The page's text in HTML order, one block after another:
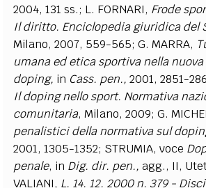
2004, 131 ss.; L. FORNARI, Frode
Il diritto. Enciclopedia giuridica del
Milano, 2007, 559-565; G. MARRA,
umana ed etica sportiva nella
doping, in Cass. pen., 2001, 2851-
Il doping nello sport. Normativa
comunitaria, Milano, 2009; G.
penalistici della normativa sul
2001, 1305-1352; STRUMIA, voce
penale, in Dig. dir. pen., agg., II,
VALIANI, L. 14. 12. 2000 n. 379 -